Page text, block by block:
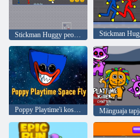
Poppy Playtime'i kosmose kärbes